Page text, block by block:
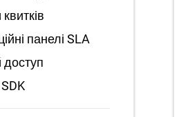
панелі SLA
доступ